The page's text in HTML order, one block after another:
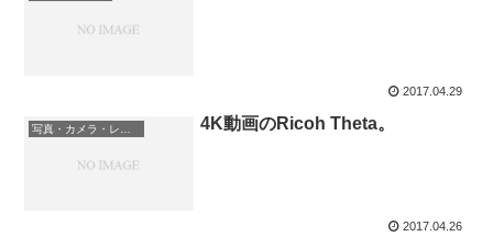
2017.04.29
4K動画のRicoh Theta。
2017.04.26